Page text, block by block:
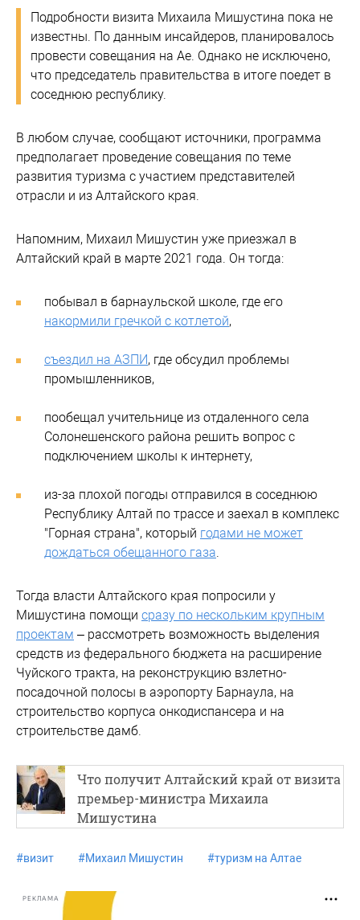
Подробности визита Михаила Мишустина пока не
известны. По данным инсайдеров, планировалось
провести совещания на Ае. Однако не исключено,
что председатель правительства в итоге поедет в
соседнюю республику.
В любом случае, сообщают источники, программа
предполагает проведение совещания по теме
развития туризма с участием представителей
отрасли и из Алтайского края.
Напомним, Михаил Мишустин уже приезжал в
Алтайский край в марте 2021 года. Он тогда:
побывал в барнаульской школе, где его
накормили гречкой с котлетой,
съездил на АЗПИ, где обсудил проблемы
промышленников,
пообещал учительнице из отдаленного села
Солонешенского района решить вопрос с
подключением школы к интернету,
из-за плохой погоды отправился в соседнюю
Республику Алтай по трассе и заехал в комплекс
"Горная страна", который годами не может
дождаться обещанного газа
Тогда власти Алтайского края попросили у
Мишустина помощи сразу по нескольким крупным
проектам – рассмотреть возможность выделения
средств из федерального бюджета на расширение
Чуйского тракта, на реконструкцию взлетно-
посадочной полосы в аэропорту Барнаула, на
строительство корпуса онкодиспансера и на
строительстве дамб.
Что получит Алтайский край от визита
премьер-министра Михаила
Мишустина
#визит #Михаил Мишустин #туризм на Алтае
РЕКЛАМА